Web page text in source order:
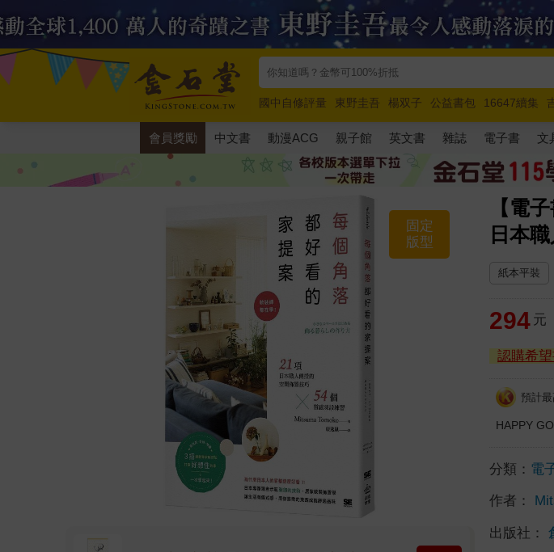
國中自修評量 東野圭吾 楊双子 公益書包 16647續集
唯紅花綻放
奧德賽 路邊攤新作 馬斯克 玩具總動員5
會員獎勵 中文書 動漫ACG 親子館 英文書 雜誌 電子書 文
【電
日本
固定
版型
紙本平裝
294 元
認購希
預計
HAPPY
分類： 電
作者：
出版社：